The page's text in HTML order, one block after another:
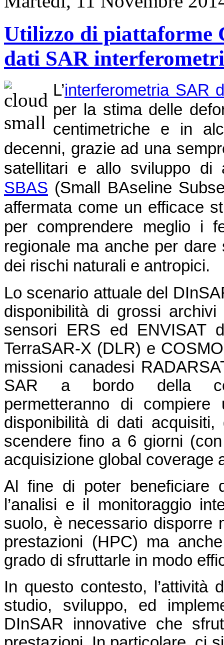
Utilizzo di piattaforme
dati SAR
L’interferometria SAR
per la stima delle
centimetriche e in
decenni, grazie ad una
satellitari e allo sviluppo
SBAS (Small BAseline
affermata come un efficace
per comprendere meglio i
regionale ma anche per
dei rischi naturali e antropici.
Lo scenario attuale del
disponibilità di grossi
sensori ERS ed ENVISAT
TerraSAR-X (DLR) e
missioni canadesi
SAR a bordo della
permetteranno di
disponibilità di dati
scendere fino a 6 giorni
acquisizione global coverage
Al fine di poter beneficiare
l’analisi e il monitoraggio
suolo, è necessario disporre
prestazioni (HPC) ma
grado di sfruttarle in modo
In questo contesto, l’attività
studio, sviluppo, ed
DInSAR innovative che